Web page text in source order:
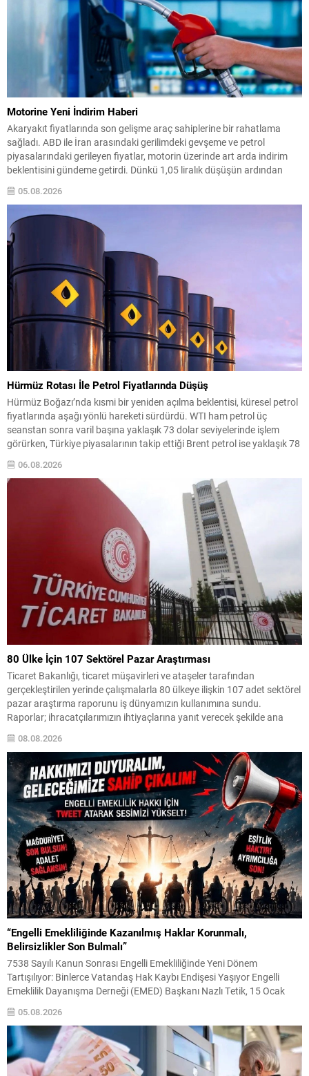
Motorine Yeni İndirim Haberi
Akaryakıt fiyatlarında son gelişme araç sahiplerine bir rahatlama
sağladı. ABD ile İran arasındaki gerilimdeki gevşeme ve petrol
piyasalarındaki gerileyen fiyatlar, motorin üzerinde art arda indirim
beklentisini gündeme getirdi. Dünkü 1,05 liralık düşüşün ardından
gece yarısından itibaren motorinin litre fiyatında yeni bir indirim daha
uygulanması bekleniyor. Yetkililer, pompaya yansıma kararını resmi...
05.08.2026
Hürmüz Rotası İle Petrol Fiyatlarında Düşüş
Hürmüz Boğazı’nda kısmi bir yeniden açılma beklentisi, küresel petrol
fiyatlarında aşağı yönlü hareketi sürdürdü. WTI ham petrol üç
seanstan sonra varil başına yaklaşık 73 dolar seviyelerinde işlem
görürken, Türkiye piyasalarının takip ettiği Brent petrol ise yaklaşık 78
dolar civarındaydı. İran ile Umman arasında varılan ve Hürmüz
üzerinden alternatif bir nakliye...
06.08.2026
80 Ülke İçin 107 Sektörel Pazar Araştırması
Ticaret Bakanlığı, ticaret müşavirleri ve ataşeler tarafından
gerçekleştirilen yerinde çalışmalarla 80 ülkeye ilişkin 107 adet sektörel
pazar araştırma raporunu iş dünyamızın kullanımına sundu.
Raporlar; ihracatçılarımızın ihtiyaçlarına yanıt verecek şekilde ana
içeriyor. Hazırlanan çalışmalar, ihracat potansiyeli taşıyan ülkelerdeki
fırsatlar ve karşılaşılabilecek...
08.08.2026
“Engelli Emekliliğinde Kazanılmış Haklar Korunmalı,
Belirsizlikler Son Bulmalı”
7538 Sayılı Kanun Sonrası Engelli Emekliliğinde Yeni Dönem
Tartışılıyor: Binlerce Vatandaş Hak Kaybı Endişesi Yaşıyor Engelli
Emeklilik Dayanışma Derneği (EMED) Başkanı Nazlı Tetik, 15 Ocak
Sağlık Sigortası Kanunu’nda Değişiklik Yapılmasına Dair Kanun’un
ardından engelli emekliliği sisteminde yaşanan değişikliklerin binlerce
engelli...
05.08.2026